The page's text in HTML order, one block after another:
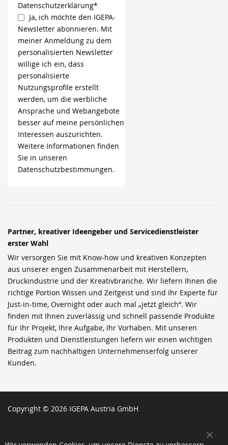
Datenschutzerklärung*
Ja, ich möchte den IGEPA-
Newsletter abonnieren. Mit
meiner Anmeldung zu dem
personalisierten Newsletter
willige ich ein, dass
personalisierte
Nutzungsprofile erstellt
werden, um die werbliche
Ansprache und Webangebote
besser auf meine persönlichen
Interessen auszurichten.
Weitere Informationen finden
Sie in unseren
Datenschutzbestimmungen.
Partner, kreativer Ideengeber und Servicedienstleister
erster Wahl
Wir versorgen Sie mit Know-how und kreativen Konzepten
aus unserer engen Zusammenarbeit mit Herstellern,
Druckindustrie und der Kreativbranche. Wir liefern Ihnen die
richtige Portion Wissen und Zeitgeist und sind Ihr Experte für
Just-in-time, Overnight oder auch mal „jetzt gleich“. Wir
finden mit Ihnen zuverlässig und schnell passende Produkte
für Ihr Projekt, Ihre Aufgabe, Ihr Vorhaben. Mit unseren
Produkten und Dienstleistungen liefern wir einen wichtigen
Beitrag zum nachhaltigen Unternehmenserfolg unserer
Kunden.
Copyright © 2026 IGEPA Austria GmbH